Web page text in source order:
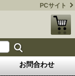
PCサイト
お問合わせ